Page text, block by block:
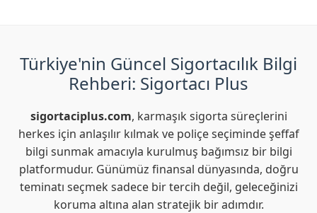
Türkiye'nin Güncel Sigortacılık Bilgi
Rehberi: Sigortacı Plus
sigortaciplus.com, karmaşık sigorta süreçlerini
herkes için anlaşılır kılmak ve poliçe seçiminde şeffaf
bilgi sunmak amacıyla kurulmuş bağımsız bir bilgi
platformudur. Günümüz finansal dünyasında, doğru
teminatı seçmek sadece bir tercih değil, geleceğinizi
koruma altına alan stratejik bir adımdır.